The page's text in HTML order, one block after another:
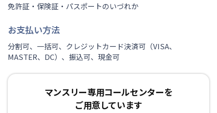
免許証・保険証・パスポートのいづれか
お支払い方法
分割可、一括可、クレジットカード決済可（VISA、
MASTER、DC）、振込可、現金可
マンスリー専用コールセンターを
ご用意しています